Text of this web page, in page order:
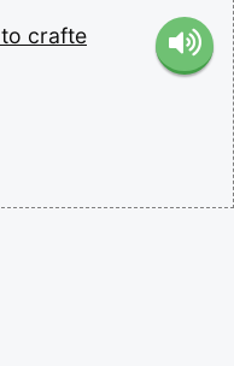
to crafte